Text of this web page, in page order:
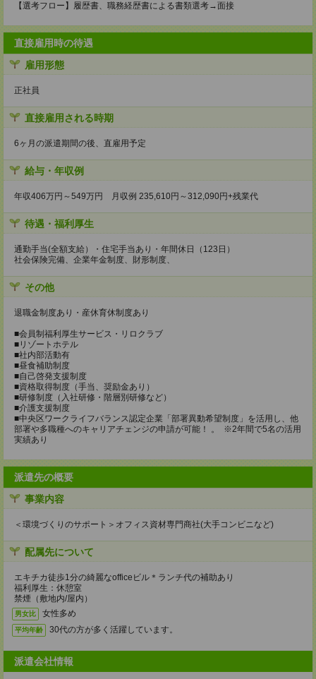
【選考フロー】履歴書、職務経歴書による書類選考→面接
直接雇用時の待遇
雇用形態
正社員
直接雇用される時期
6ヶ月の派遣期間の後、直雇用予定
給与・年収例
年収406万円～549万円 月収例 235,610円～312,090円+残業代
待遇・福利厚生
通勤手当(全額支給）・住宅手当あり・年間休日（123日）
社会保険完備、企業年金制度、財形制度、
その他
退職金制度あり・産休育休制度あり
■会員制福利厚生サービス・リロクラブ
■リゾートホテル
■社内部活動有
■昼食補助制度
■自己啓発支援制度
■資格取得制度（手当、奨励金あり）
■研修制度（入社研修・階層別研修など）
■介護支援制度
■中央区ワークライフバランス認定企業「部署異動希望制度」を活用し、他
部署や多職種へのキャリアチェンジの申請が可能！ 。 ※2年間で5名の活用
実績あり
派遣先の概要
事業内容
＜環境づくりのサポート＞オフィス資材専門商社(大手コンビニなど)
配属先について
エキチカ徒歩1分の綺麗なofficeビル＊ランチ代の補助あり
福利厚生：休憩室
禁煙（敷地内/屋内）
男女比 女性多め
平均年齢 30代の方が多く活躍しています。
派遣会社情報